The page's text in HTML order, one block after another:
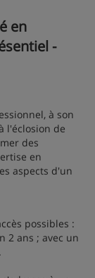
en
-
à son
l'éclosion de
des
en
aspects d'un
possibles :
2 ans ; avec un